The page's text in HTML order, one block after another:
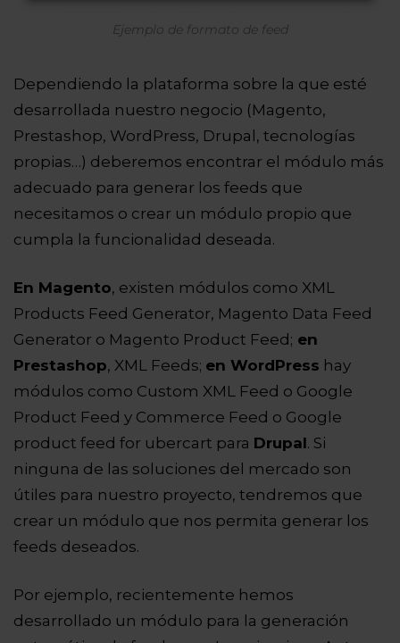
Ejemplo de formato de feed
Dependiendo la plataforma sobre la que esté
desarrollada nuestro negocio (Magento,
Prestashop, WordPress, Drupal, tecnologías
propias…) deberemos encontrar el módulo más
adecuado para generar los feeds que
necesitamos o crear un módulo propio que
cumpla la funcionalidad deseada.
En Magento, existen módulos como XML
Products Feed Generator, Magento Data Feed
Generator o Magento Product Feed; en
Prestashop, XML Feeds; en WordPress hay
módulos como Custom XML Feed o Google
Product Feed y Commerce Feed o Google
product feed for ubercart para Drupal. Si
ninguna de las soluciones del mercado son
útiles para nuestro proyecto, tendremos que
crear un módulo que nos permita generar los
feeds deseados.
Por ejemplo, recientemente hemos
desarrollado un módulo para la generación